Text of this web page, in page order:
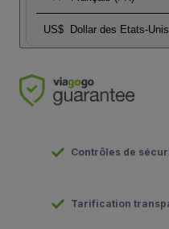
US$ Dollar des Etats-Unis
Contrôles de
Tarification